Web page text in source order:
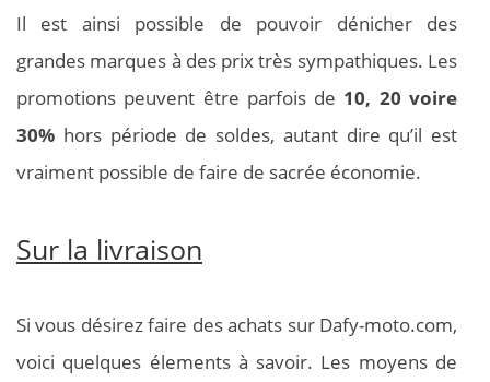
Il est ainsi possible de pouvoir dénicher des
grandes marques à des prix très sympathiques. Les
promotions peuvent être parfois de 10, 20 voire
30% hors période de soldes, autant dire qu’il est
vraiment possible de faire de sacrée économie.
Sur la livraison
Si vous désirez faire des achats sur Dafy-moto.com,
voici quelques élements à savoir. Les moyens de